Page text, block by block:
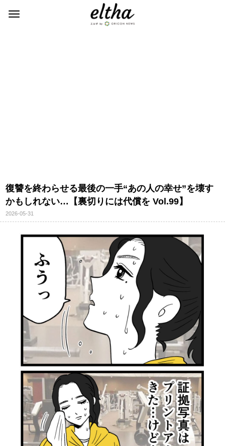
復讐を終わらせる最後の一手“あの人の幸せ”を壊す
かもしれない…【裏切りには代償を Vol.99】
2026-05-31